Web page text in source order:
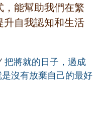
能幫助我們在繁
升自我認知和生活
把將就的日子，過成
沒有放棄自己的最好